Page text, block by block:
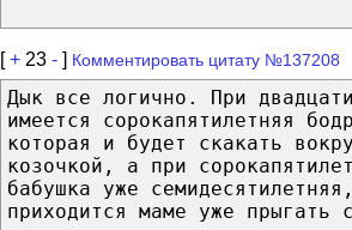
[+ 23 - ] Комментировать цитату №137208
Дык все логично. При
имеется сорокапятилетняя
которая и будет скакать
козочкой, а при
бабушка уже
приходится маме уже прыгать